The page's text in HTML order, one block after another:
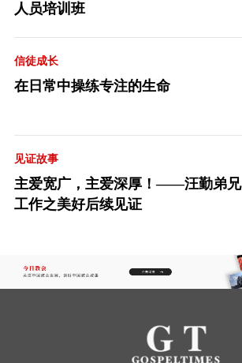
人员培训班
信徒成长
在日常中操练专注的生命
见证故事
主爱宽广，主爱深厚！——汪勤弟兄
工作之美好后续见证